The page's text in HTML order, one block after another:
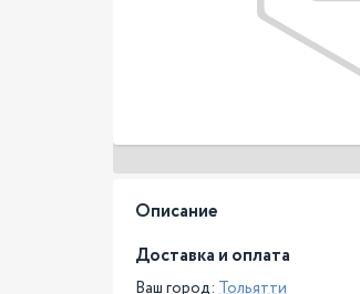
Описание
Доставка и оплата
Ваш город: Тольятти